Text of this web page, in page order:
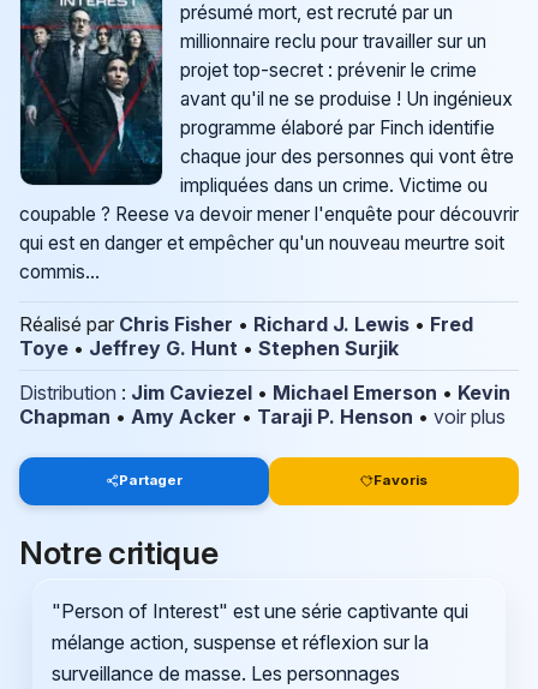
présumé mort, est recruté par un
millionnaire reclu pour travailler sur un
projet top-secret : prévenir le crime
avant qu'il ne se produise ! Un ingénieux
programme élaboré par Finch identifie
chaque jour des personnes qui vont être
impliquées dans un crime. Victime ou
coupable ? Reese va devoir mener l'enquête pour découvrir
qui est en danger et empêcher qu'un nouveau meurtre soit
commis...
Réalisé par Chris Fisher • Richard J. Lewis • Fred
Toye • Jeffrey G. Hunt • Stephen Surjik
Distribution : Jim Caviezel • Michael Emerson • Kevin
Chapman • Amy Acker • Taraji P. Henson • voir plus
Partager Favoris
Notre critique
"Person of Interest" est une série captivante qui
mélange action, suspense et réflexion sur la
surveillance de masse. Les personnages